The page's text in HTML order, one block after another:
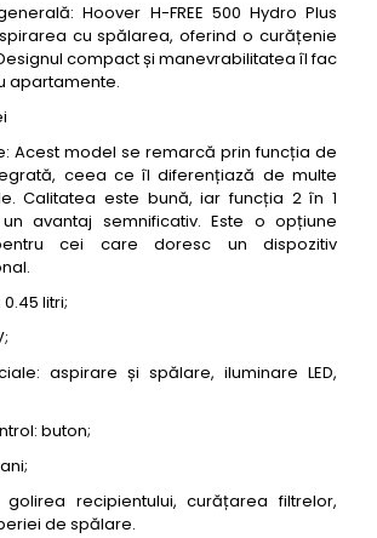
Hoover H-FREE 500 Hydro Plus
cu spălarea, oferind o curățenie
compact și manevrabilitatea îl fac
apartamente.
Acest model se remarcă prin funcția de
ceea ce îl diferențiază de multe
Calitatea este bună, iar funcția 2 în 1
avantaj semnificativ. Este o opțiune
cei care doresc un dispozitiv
litri;
aspirare și spălare, iluminare LED,
buton;
golirea recipientului, curățarea filtrelor,
de spălare.